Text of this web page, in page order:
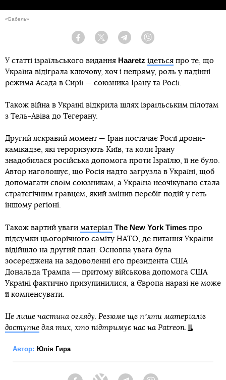
«Бабель»
Facebook Twitter Telegram
У статті ізраїльського видання Haaretz ідеться про те, що
Україна відіграла ключову, хоч і непряму, роль у падінні
режима Асада в Сирії — союзника Ірану та Росії.
Також війна в Україні відкрила шлях ізраїльським пілотам
з Тель-Авіва до Тегерану.
Другий яскравий момент — Іран постачає Росії дрони-
камікадзе, які тероризують Київ, та коли Ірану
знадобилася російська допомога проти Ізраїлю, її не було.
Автор наголошує, що Росія надто загрузла в Україні, щоб
допомагати своїм союзникам, а Україна неочікувано стала
стратегічним гравцем, який змінив перебіг подій у геть
іншому регіоні.
Також вартий уваги матеріал The New York Times про
підсумки цьогорічного саміту НАТО, де питання України
відійшло на другий план. Основна увага була
зосереджена на задоволенні его президента США
Дональда Трампа ― притому військова допомога США
Україні фактично призупинилися, а Європа наразі не може
її компенсувати.
Це лише частина огляду. Резюме ще пʼяти матеріалів
доступне для тих, хто підтримує нас на Patreon.
Автор: Юлія Гира